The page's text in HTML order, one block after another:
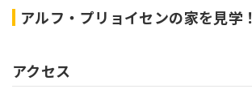
アルフ・プリョイセンの家を見学！
アクセス